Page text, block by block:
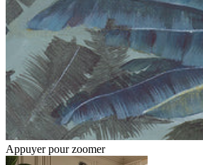
Appuyer pour zoomer